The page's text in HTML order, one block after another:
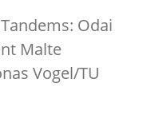
Odai
Malte
Vogel/TU